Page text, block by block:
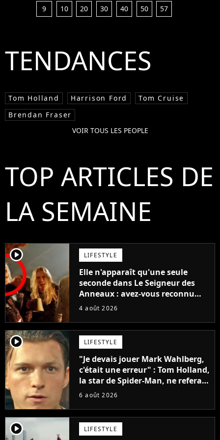
9
10 20 30 40 50 57
TENDANCES
Tom Holland Harrison Ford
Tom Cruise
Brendan Fraser
VOIR TOUS LES PEOPLE
TOP ARTICLES DE
LA SEMAINE
player2 LIFESTYLE
Elle n'apparaît qu'une seule
seconde dans Le Seigneur des
Anneaux : avez-vous reconnu
cette légende du cinéma dans la
4 août 2026
player2 LIFESTYLE
"Je devais jouer Mark Wahlberg,
c'était une erreur" : Tom Holland,
la star de Spider-Man, ne referait
pas ce blockbuster
6 août 2026
player2 LIFESTYLE